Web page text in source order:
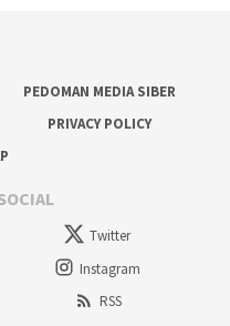
PEDOMAN MEDIA SIBER
PRIVACY POLICY
Twitter
Instagram
RSS